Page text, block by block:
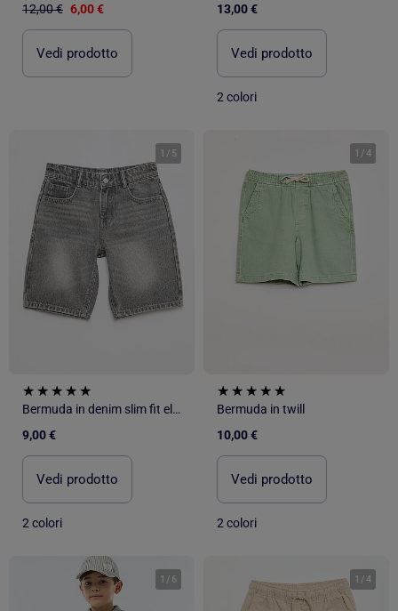
12,00 € 6,00 €
Vedi prodotto
13,00 €
Vedi prodotto
2 colori
1 / 5
Bermuda in denim slim fit elasticizzato in cotone
9,00 €
Vedi prodotto
2 colori
1 /4
Bermuda in twill
10,00 €
Vedi prodotto
2 colori
1 / 6 1 /4